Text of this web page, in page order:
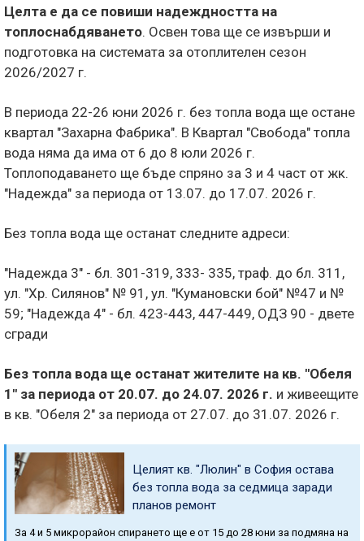
Целта е да се повиши надеждността на
топлоснабдяването. Освен това ще се извърши и
подготовка на системата за отоплителен сезон
2026/2027 г.
В периода 22-26 юни 2026 г. без топла вода ще остане
квартал "Захарна Фабрика". В Квартал "Свобода" топла
вода няма да има от 6 до 8 юли 2026 г.
Топлоподаването ще бъде спряно за 3 и 4 част от жк.
"Надежда" за периода от 13.07. до 17.07. 2026 г.
Без топла вода ще останат следните адреси:
"Надежда 3" - бл. 301-319, 333- 335, траф. до бл. 311,
ул. "Хр. Силянов" № 91, ул. "Кумановски бой" №47 и №
59; "Надежда 4" - бл. 423-443, 447-449, ОДЗ 90 - двете
сгради
Без топла вода ще останат жителите на кв. "Обеля
1" за периода от 20.07. до 24.07. 2026 г. и живеещите
в кв. "Обеля 2" за периода от 27.07. до 31.07. 2026 г.
Целият кв. "Люлин" в София остава
без топла вода за седмица заради
планов ремонт
За 4 и 5 микрорайон спирането ще е от 15 до 28 юни за подмяна на